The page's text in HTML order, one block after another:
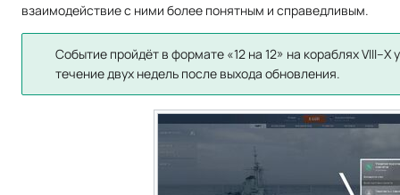
взаимодействие с ними более понятным и справедливым.
Событие пройдёт в формате «12 на 12» на кораблях VIII–Х
течение двух недель после выхода обновления.